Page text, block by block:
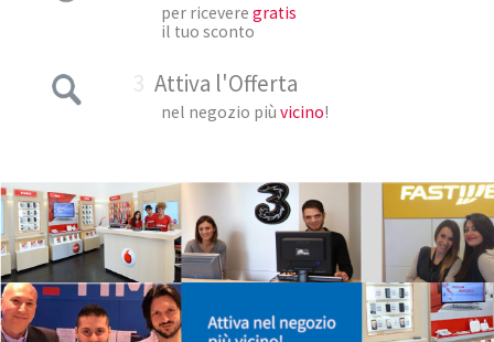
per ricevere gratis
il tuo sconto
3 Attiva l'Offerta
nel negozio più vicino!